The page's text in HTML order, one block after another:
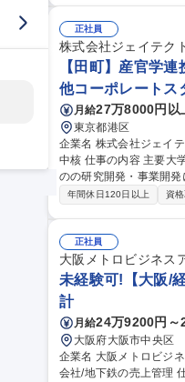
正社員
株式会社ジェイテク
【田町】産官学
他コーポレートス
月給27万8000円以
東京都港区
企業名 株式会社ジェイテクト 求人名 【田町】産官学連携企画立案・推進/学会有識者との技術
中核 仕事の内容 主要大学や研究機関との連携（有識者との関係構築、シーズ探索、情報収集など）を通じ、弊社
のの研究開発・事業開
せします。 社外との幅広い交流を通じてニーズとシーズのマッチングを図り社会課題の解決や未来の社会に対す
学会有識者との技術渉外
年間休日120日以上 資
正社員
大阪メトロビジネス
未経験可!【大阪/
計
月給24万9200円～
大阪府大阪市中央区
企業名 大阪メトロビジネスアソシエイト株式会社 求人
会社/地下鉄の売上管理 仕事の内容 Osaka Metroグループにおける運輸収入の計上・審査および、関連システムの